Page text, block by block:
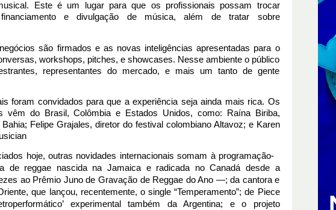
Este é um lugar para que os profissionais possam trocar
financiamento e divulgação de música, além de tratar sobre
são firmados e as novas inteligências apresentadas para o
workshops, pitches, e showcases. Nesse ambiente o público
representantes do mercado, e mais um tanto de gente
foram convidados para que a experiência seja ainda mais rica. Os
vêm do Brasil, Colômbia e Estados Unidos, como: Raína Biriba,
Felipe Grajales, diretor do festival colombiano Altavoz; e Karen
hoje, outras novidades internacionais somam à programação-
de reggae nascida na Jamaica e radicada no Canadá desde a
ao Prêmio Juno de Gravação de Reggae do Ano —; da cantora e
que lançou, recentemente, o single “Temperamento”; de Piece
experimental também da Argentina; e o projeto